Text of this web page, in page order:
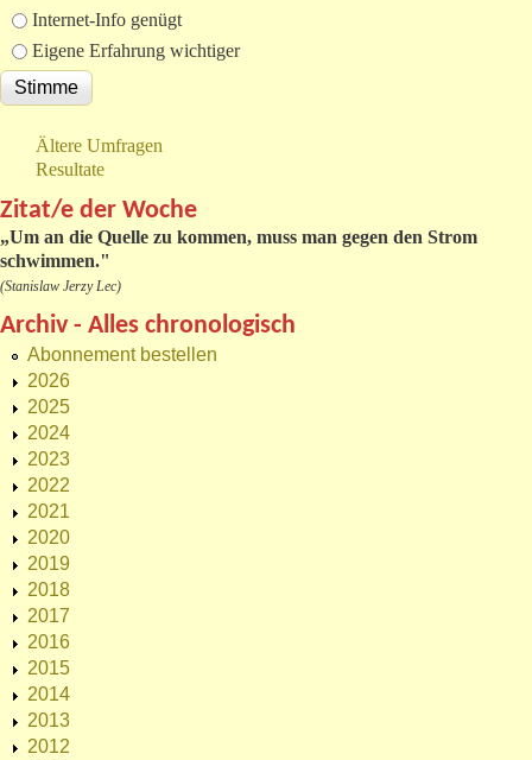
Internet-Info genügt
Eigene Erfahrung wichtiger
Ältere Umfragen
Resultate
Zitat/e der Woche
„Um an die Quelle zu kommen, muss man gegen den Strom
schwimmen."
(Stanislaw Jerzy Lec)
Archiv - Alles chronologisch
Abonnement bestellen
2026
2025
2024
2023
2022
2021
2020
2019
2018
2017
2016
2015
2014
2013
2012